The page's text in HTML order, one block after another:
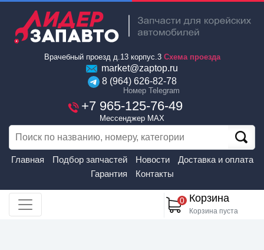
Врачебный проезд д.13 корпус.3 Схема проезда
market@zaptop.ru
8 (964) 626-82-78
Номер Telegram
+7 965-125-76-49
Мессенджер MAX
Главная Подбор запчастей Новости
Доставка и оплата
Гарантия
Контакты
0 Корзина
Корзина пуста